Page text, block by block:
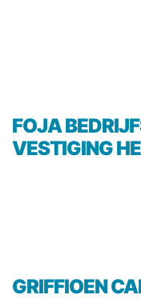
FOJA BEDRIJFSWAGENS SERVICE BV
VESTIGING
GRIFFIOEN